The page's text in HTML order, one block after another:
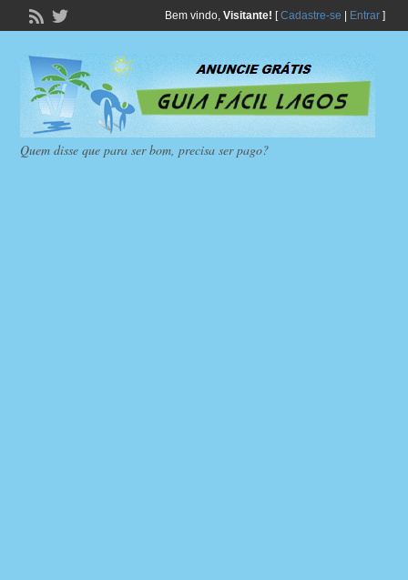
Bem vindo, Visitante! [Cadastre-se Entrar]
Quem disse que para ser bom, precisa ser pago?